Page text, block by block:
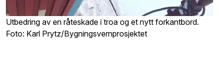
Utbedring av en råteskade i troa og et nytt forkantbord.
Foto: Karl Prytz/Bygningsvernprosjektet